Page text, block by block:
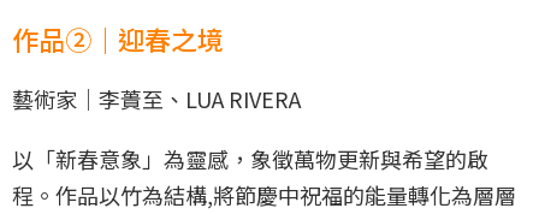
作品②｜迎春之境
藝術家｜李蕢至、LUA RIVERA
以「新春意象」為靈感，象徵萬物更新與希望的啟
程。作品以竹為結構,將節慶中祝福的能量轉化為層層